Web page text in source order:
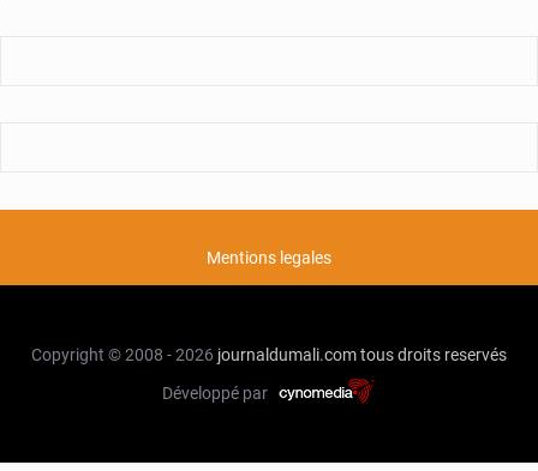
Mentions legales
Copyright © 2008 - 2026 journaldumali.comtous droits reservés
Développé par